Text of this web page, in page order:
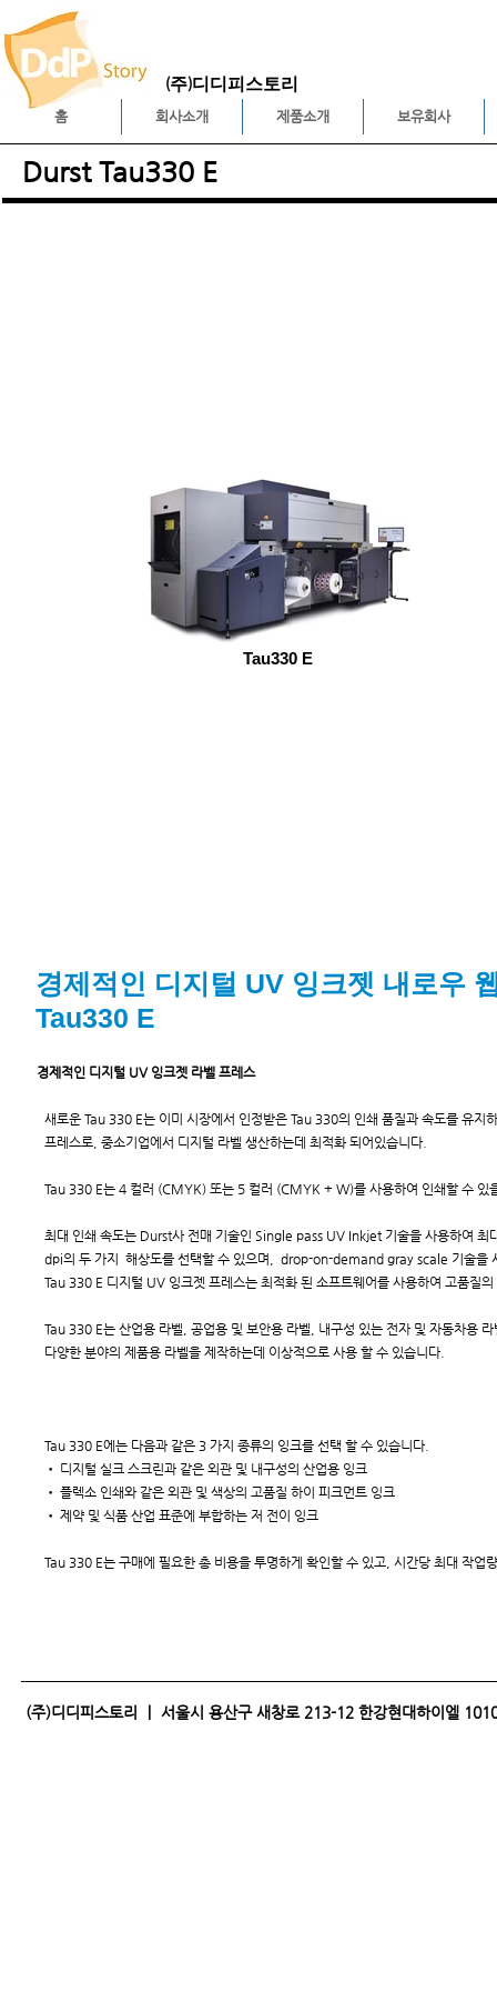
(주)디디피스토리
홈 회사소개 제품소개 보유회사
Durst Tau330 E
Tau330 E
경제적인 디지털 UV 잉크젯 내로우
Tau330 E
경제적인 디지털 UV 잉크젯 라벨 프레스
새로운 Tau 330 E는 이미 시장에서 인정받은 Tau 330의 인쇄 품질과 속도를 유
프레스로, 중소기업에서 디지털 라벨 생산하는데 최적화 되어있습니다.
Tau 330 E는 4 컬러 (CMYK) 또는 5 컬러 (CMYK + W)를 사용하여 인쇄할 수
최대 인쇄 속도는 Durst사 전매 기술인 Single pass UV Inkjet 기술을 사용하여
dpi의 두 가지 해상도를 선택할 수 있으며, drop-on-demand gray scale 기술을
Tau 330 E 디지털 UV 잉크젯 프레스는 최적화 된 소프트웨어를 사용하여 고품질
Tau 330 E는 산업용 라벨, 공업용 및 보안용 라벨, 내구성 있는 전자 및 자동차용
다양한 분야의 제품용 라벨을 제작하는데 이상적으로 사용 할 수 있습니다.
Tau 330 E에는 다음과 같은 3 가지 종류의 잉크를 선택 할 수 있습니다.
• 디지털 실크 스크린과 같은 외관 및 내구성의 산업용 잉크
• 플렉소 인쇄와 같은 외관 및 색상의 고품질 하이 피크먼트 잉크
• 제약 및 식품 산업 표준에 부합하는 저 전이 잉크
Tau 330 E는 구매에 필요한 총 비용을 투명하게 확인할 수 있고, 시간당 최대 작업
(주)디디피스토리 ｜ 서울시 용산구 새창로 213-12 한강현대하이엘